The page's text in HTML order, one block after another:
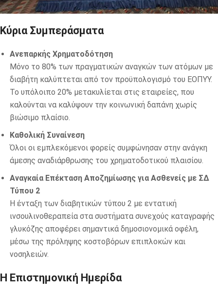
Κύρια Συμπεράσματα
Ανεπαρκής Χρηματοδότηση
Μόνο το 80% των πραγματικών αναγκών των ατόμων με
διαβήτη καλύπτεται από τον προϋπολογισμό του ΕΟΠΥΥ.
Το υπόλοιπο 20% μετακυλίεται στις εταιρείες, που
καλούνται να καλύψουν την κοινωνική δαπάνη χωρίς
βιώσιμο πλαίσιο.
Καθολική Συναίνεση
Όλοι οι εμπλεκόμενοι φορείς συμφώνησαν στην ανάγκη
άμεσης αναδιάρθρωσης του χρηματοδοτικού πλαισίου.
Αναγκαία Επέκταση Αποζημίωσης για Ασθενείς με ΣΔ
Τύπου 2
Η ένταξη των διαβητικών τύπου 2 με εντατική
ινσουλινοθεραπεία στα συστήματα συνεχούς καταγραφής
γλυκόζης αποφέρει σημαντικά δημοσιονομικά οφέλη,
μέσω της πρόληψης κοστοβόρων επιπλοκών και
νοσηλειών.
Η Επιστημονική Ημερίδα